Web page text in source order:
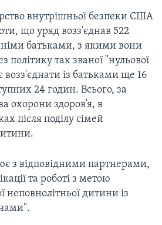
внутрішньої безпеки США
що уряд возз'єднав 522
батьками, з якими вони
політику так званої "нульової
возз'єднати із батьками ще 16
24 годин. Всього, за
охорони здоров’я, в
після поділу сімей
з відповідними партнерами,
та роботі з метою
неповнолітньої дитини із